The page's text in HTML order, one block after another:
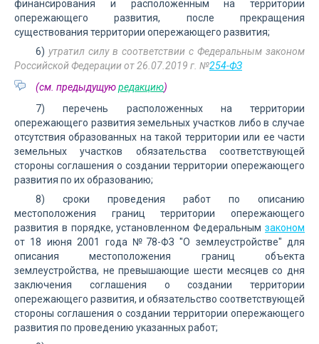
финансирования и расположенным на территории
опережающего развития, после прекращения
существования территории опережающего развития;
6) утратил силу в соответствии с Федеральным законом
Российской Федерации от 26.07.2019 г. №254-ФЗ
(см. предыдущуюредакцию)
7) перечень расположенных на территории
опережающего развития земельных участков либо в случае
отсутствия образованных на такой территории или ее части
земельных участков обязательства соответствующей
стороны соглашения о создании территории опережающего
развития по их образованию;
8) сроки проведения работ по описанию
местоположения границ территории опережающего
развития в порядке, установленном Федеральным законом
от 18 июня 2001 года №78-ФЗ "О землеустройстве" для
описания местоположения границ объекта
землеустройства, не превышающие шести месяцев со дня
заключения соглашения о создании территории
опережающего развития, и обязательство соответствующей
стороны соглашения о создании территории опережающего
развития по проведению указанных работ;